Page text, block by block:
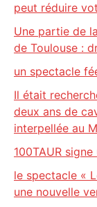
peut réduire
Une partie de
de Toulouse :
un spectacle
Il était
deux ans de
interpellée au
100TAUR
le spectacle «
une nouvelle